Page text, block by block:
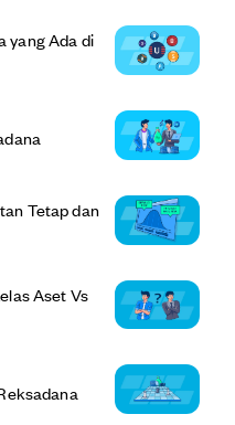
yang Ada di
Tetap dan
Aset Vs